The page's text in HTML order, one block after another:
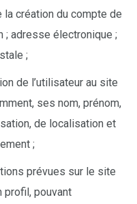
la création du compte de
; adresse électronique ;
;
de l’utilisateur au site
ses nom, prénom,
de localisation et
;
prévues sur le site
profil, pouvant